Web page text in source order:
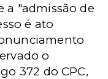
a "admissão de
é ato
o
372 do CPC,